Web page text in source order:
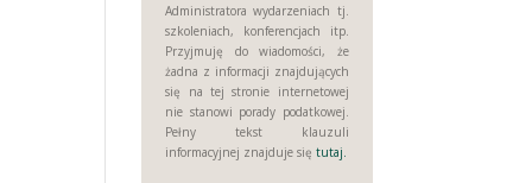
Administratora wydarzeniach tj.
szkoleniach, konferencjach itp.
Przyjmuję do wiadomości, że
żadna z informacji znajdujących
się na tej stronie internetowej
nie stanowi porady podatkowej.
Pełny tekst klauzuli
informacyjnej znajduje siętutaj.